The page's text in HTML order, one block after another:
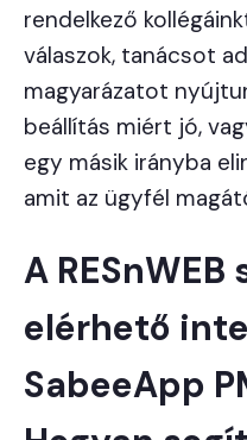
rendelkező
válaszok, tanácsot
magyarázatot
beállítás miért jó,
egy másik irányba
amit az ügyfél
A RESnWEB
elérhető
SabeeApp